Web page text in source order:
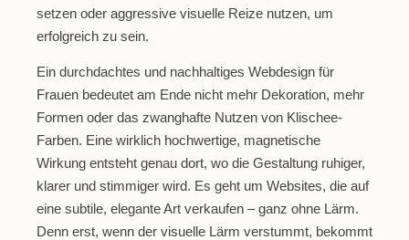
setzen oder aggressive visuelle Reize nutzen, um
erfolgreich zu sein.
Ein durchdachtes und nachhaltiges Webdesign für
Frauen bedeutet am Ende nicht mehr Dekoration, mehr
Formen oder das zwanghafte Nutzen von Klischee-
Farben. Eine wirklich hochwertige, magnetische
Wirkung entsteht genau dort, wo die Gestaltung ruhiger,
klarer und stimmiger wird. Es geht um Websites, die auf
eine subtile, elegante Art verkaufen – ganz ohne Lärm.
Denn erst, wenn der visuelle Lärm verstummt, bekommt